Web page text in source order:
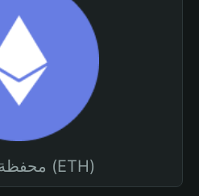
محفظة إيثيريوم (ETH)